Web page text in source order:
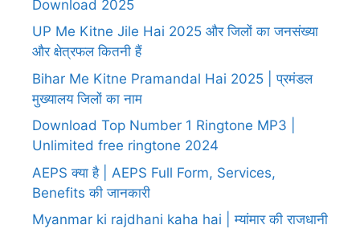
Download 2025
UP Me Kitne Jile Hai 2025 और जिलों का जनसंख्या
और क्षेत्रफल कितनी हैं
Bihar Me Kitne Pramandal Hai 2025 | प्रमंडल
मुख्यालय जिलों का नाम
Download Top Number 1 Ringtone MP3 |
Unlimited free ringtone 2024
AEPS क्या है | AEPS Full Form, Services,
Benefits की जानकारी
Myanmar ki rajdhani kaha hai | म्यांमार की राजधानी